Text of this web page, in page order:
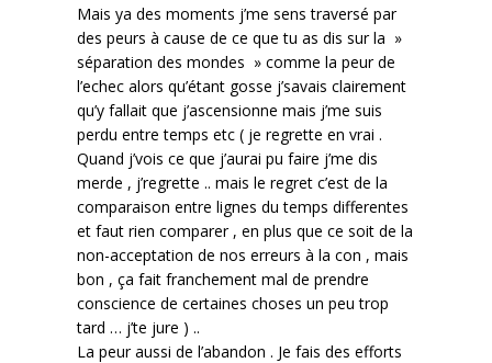
Mais ya des moments j’me sens traversé par
des peurs à cause de ce que tu as dis sur la »
séparation des mondes » comme la peur de
l’echec alors qu’étant gosse j’savais clairement
qu’y fallait que j’ascensionne mais j’me suis
perdu entre temps etc ( je regrette en vrai .
Quand j’vois ce que j’aurai pu faire j’me dis
merde , j’regrette .. mais le regret c’est de la
comparaison entre lignes du temps differentes
et faut rien comparer , en plus que ce soit de la
non-acceptation de nos erreurs à la con , mais
bon , ça fait franchement mal de prendre
conscience de certaines choses un peu trop
tard … j’te jure ) ..
La peur aussi de l’abandon . Je fais des efforts